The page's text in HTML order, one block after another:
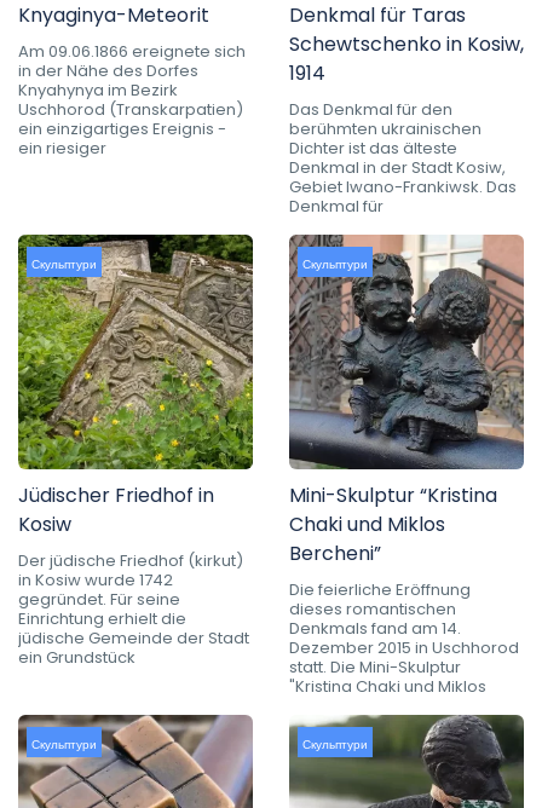
Knyaginya-Meteorit
Am 09.06.1866 ereignete sich
in der Nähe des Dorfes
Knyahynya im Bezirk
Uschhorod (Transkarpatien)
ein einzigartiges Ereignis -
ein riesiger
Denkmal für Taras
Schewtschenko in Kosiw,
1914
Das Denkmal für den
berühmten ukrainischen
Dichter ist das älteste
Denkmal in der Stadt Kosiw,
Gebiet Iwano-Frankiwsk. Das
Denkmal für
Скульптури
Jüdischer Friedhof in
Kosiw
Der jüdische Friedhof (kirkut)
in Kosiw wurde 1742
gegründet. Für seine
Einrichtung erhielt die
jüdische Gemeinde der Stadt
ein Grundstück
Скульптури
Mini-Skulptur “Kristina
Chaki und Miklos
Bercheni”
Die feierliche Eröffnung
dieses romantischen
Denkmals fand am 14.
Dezember 2015 in Uschhorod
statt. Die Mini-Skulptur
"Kristina Chaki und Miklos
Скульптури Скульптури